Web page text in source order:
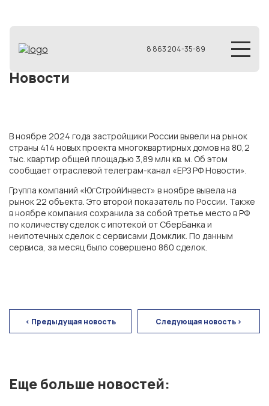
8 863 204-35-89
Новости
В ноябре 2024 года застройщики России вывели на рынок
страны 414 новых проекта многоквартирных домов на 80,2
тыс. квартир общей площадью 3,89 млн кв. м. Об этом
сообщает отраслевой телеграм-канал «ЕРЗ РФ Новости».
Группа компаний «ЮгСтройИнвест» в ноябре вывела на
рынок 22 объекта. Это второй показатель по России. Также
в ноябре компания сохранила за собой третье место в РФ
по количеству сделок с ипотекой от СберБанка и
неипотечных сделок с сервисами Домклик. По данным
сервиса, за месяц было совершено 860 сделок.
< Предыдущая новость Следующая новость >
Еще больше новостей:
ГК «ЮгСтройИнвест»